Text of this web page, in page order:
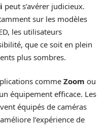
peut s’avérer judicieux.
sur les modèles
les utilisateurs
que ce soit en plein
plus sombres.
comme Zoom ou
équipement efficace. Les
équipés de caméras
l’expérience de